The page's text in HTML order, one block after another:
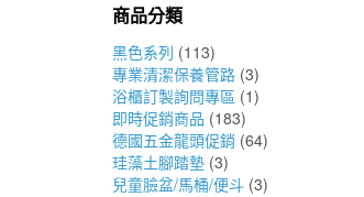
鍵
商品分類
黑色系列 (113)
專業清潔保養管路 (3)
浴櫃訂製詢問專區 (1)
即時促銷商品 (183)
德國五金龍頭促銷 (64)
珪藻土腳踏墊 (3)
兒童臉盆/馬桶/便斗 (3)